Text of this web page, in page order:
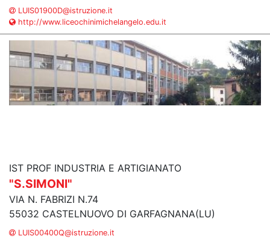
LUIS01900D@istruzione.it
http://www.liceochinimichelangelo.edu.it
IST PROF INDUSTRIA E ARTIGIANATO
"S.SIMONI"
VIA N. FABRIZI N.74
55032 CASTELNUOVO DI GARFAGNANA(LU)
LUIS00400Q@istruzione.it